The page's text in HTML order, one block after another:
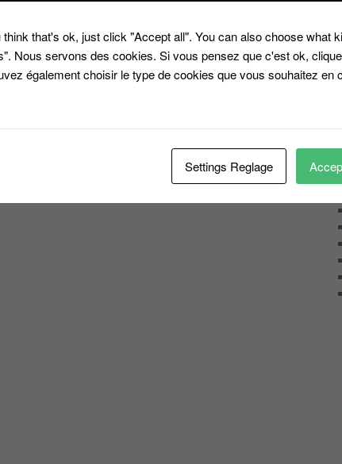
that's ok, just click "Accept all". You can also choose what
Nous servons des cookies. Si vous pensez que c'est ok,
également choisir le type de cookies que vous souhaitez en
Settings Reglage